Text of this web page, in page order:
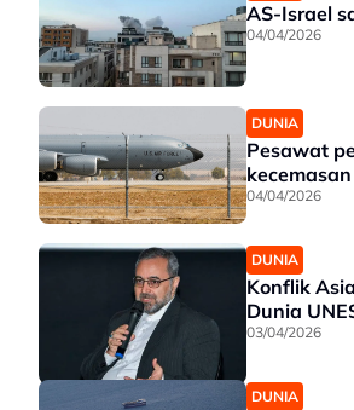
AS-Israel
04/04/2026
DUNIA
Pesawat
kecemasan
04/04/2026
DUNIA
Konflik
Dunia
03/04/2026
DUNIA